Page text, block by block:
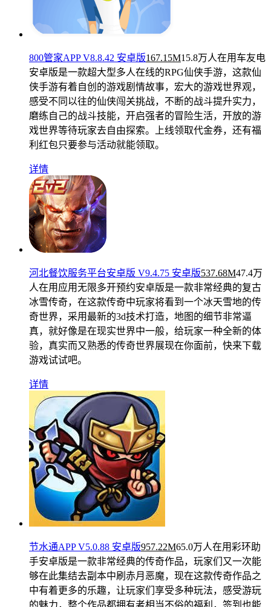
800管家APP V8.8.42 安卓版167.15M15.8万人在用 车友电
安卓版是一款超大型多人在线的RPG仙侠手游，这款仙
侠手游有着自创的游戏剧情故事，宏大的游戏世界观，
感受不同以往的仙侠闯关挑战，不断的战斗提升实力，
磨练自己的战斗技能，开启强者的冒险生活，开放的游
戏世界等待玩家去自由探索。上线领取代金券，还有福
利红包只要参与活动就能领取。
详情
河北餐饮服务平台安卓版 V9.4.75 安卓版537.68M47.4万
人在用 应用无限多开预约安卓版是一款非常经典的复古
冰雪传奇，在这款传奇中玩家将看到一个冰天雪地的传
奇世界，采用最新的3d技术打造，地图的细节非常逼
真，就好像是在现实世界中一般，给玩家一种全新的体
验，真实而又熟悉的传奇世界展现在你面前，快来下载
游戏试试吧。
详情
节水通APP V5.0.88 安卓版957.22M65.0万人在用 彩环助
手安卓版是一款非常经典的传奇作品，玩家们又一次能
够在此集结去副本中刷赤月恶魔，现在这款传奇作品之
中有着更多的乐趣，让玩家们享受多种玩法，感受游玩
的魅力，整个作品都拥有者相当不俗的福利，签到也能